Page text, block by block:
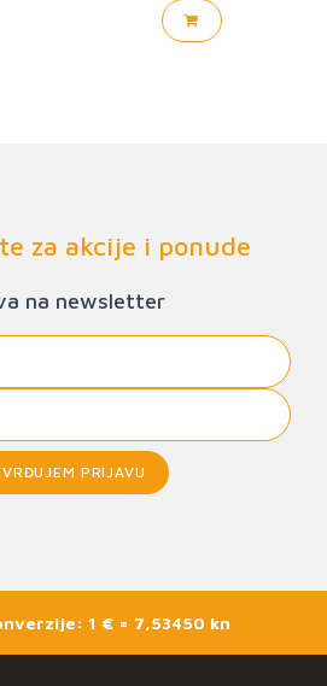
za akcije i ponude
na newsletter
PRIJAVU
1 € = 7,53450 kn